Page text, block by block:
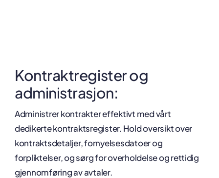
Kontraktregister og
administrasjon:
Administrer kontrakter effektivt med vårt
dedikerte kontraktsregister. Hold oversikt over
kontraktsdetaljer, fornyelsesdatoer og
forpliktelser, og sørg for overholdelse og rettidig
gjennomføring av avtaler.